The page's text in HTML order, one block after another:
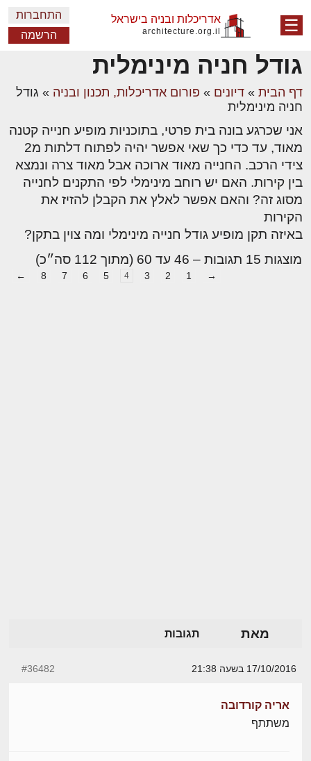
☰ אדריכלות ובניה בישראל
architecture.org.il
התחברות
הרשמה
גודל חניה מינימלית
דף הבית » דיונים » פורום אדריכלות, תכנון ובניה » גודל
חניה מינימלית
אני שכרגע בונה בית פרטי, בתוכניות מופיע חנייה קטנה
מאוד, עד כדי כך שאי אפשר יהיה לפתוח דלתות מ2
צידי הרכב. החנייה מאוד ארוכה אבל מאוד צרה ונמצא
בין קירות. האם יש רוחב מינימלי לפי התקנים לחנייה
מסוג זה? והאם אפשר לאלץ את הקבלן להזיז את
הקירות
באיזה תקן מופיע גודל חנייה מינימלי ומה צוין בתקן?
מוצגות 15 תגובות – 46 עד 60 (מתוך 112 סה״כ)
→
1
2
3
4
5
6
7
8
←
מאת תגובות
17/10/2016 בשעה 21:38 #36482
אריה קורדובה
משתתף